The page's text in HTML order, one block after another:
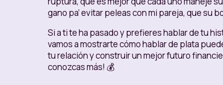
gano pa’ evitar peleas con mi pareja, que su
Si a ti te ha pasado y prefieres hablar de tu
vamos a mostrarte cómo hablar de plata
tu relación y construir un mejor futuro
conozcas más! 💰